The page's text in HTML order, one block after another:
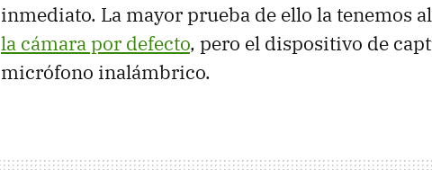
inmediato. La mayor prueba de ello la tenemos
la cámara por defecto, pero el dispositivo de
micrófono inalámbrico.